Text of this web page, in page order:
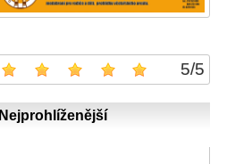
5/5
Nejprohlíženější